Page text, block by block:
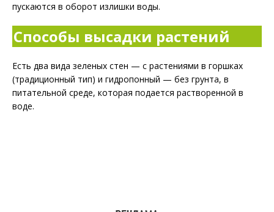
пускаются в оборот излишки воды.
Способы высадки растений
Есть два вида зеленых стен — с растениями в горшках
(традиционный тип) и гидропонный — без грунта, в
питательной среде, которая подается растворенной в
воде.